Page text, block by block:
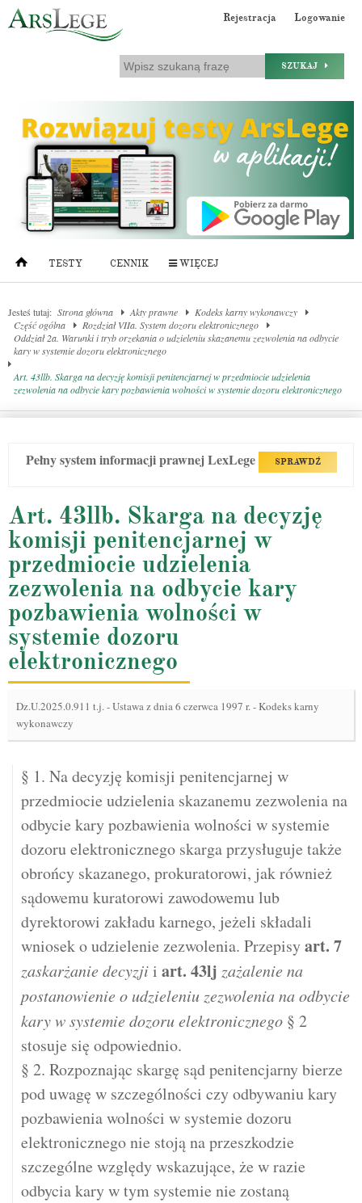
Rejestracja Logowanie
SZUKAJ
TESTY CENNIK WIĘCEJ
Jesteś tutaj: Strona główna Akty prawne
Kodeks karny wykonawczy
Część ogólna
Rozdział VIIa. System dozoru elektronicznego
Oddział 2a. Warunki i tryb orzekania o udzieleniu skazanemu zezwolenia na odbycie
kary w systemie dozoru elektronicznego
Art. 43llb. Skarga na decyzję komisji penitencjarnej w przedmiocie udzielenia
zezwolenia na odbycie kary pozbawienia wolności w systemie dozoru elektronicznego
Pełny system informacji prawnej LexLege SPRAWDŹ
Art. 43llb. Skarga na decyzję
komisji penitencjarnej w
przedmiocie udzielenia
zezwolenia na odbycie kary
pozbawienia wolności w
systemie dozoru
elektronicznego
Dz.U.2025.0.911 t.j.-Ustawa z dnia 6 czerwca 1997 r. - Kodeks karny
wykonawczy
§ 1. Na decyzję komisji penitencjarnej w
przedmiocie udzielenia skazanemu zezwolenia na
odbycie kary pozbawienia wolności w systemie
dozoru elektronicznego skarga przysługuje także
obrońcy skazanego, prokuratorowi, jak również
sądowemu kuratorowi zawodowemu lub
dyrektorowi zakładu karnego, jeżeli składali
wniosek o udzielenie zezwolenia. Przepisyart. 7
zaskarżanie decyzjii art. 43lj zażalenie na
postanowienie o udzieleniu zezwolenia na odbycie
kary w systemie dozoru elektronicznego § 2
stosuje się odpowiednio.
§ 2. Rozpoznając skargę sąd penitencjarny bierze
pod uwagę w szczególności czy odbywaniu kary
pozbawienia wolności w systemie dozoru
elektronicznego nie stoją na przeszkodzie
szczególne względy wskazujące, że w razie
odbycia kary w tym systemie nie zostaną